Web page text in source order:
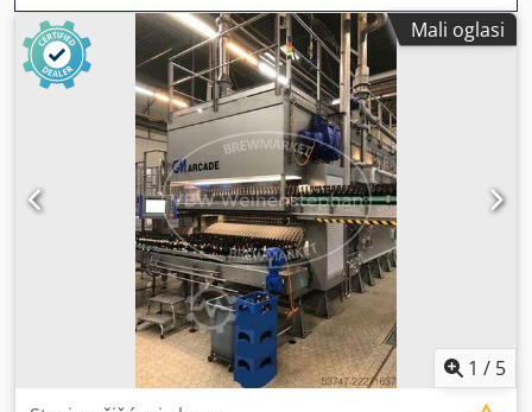
Mali oglasi
1 / 5